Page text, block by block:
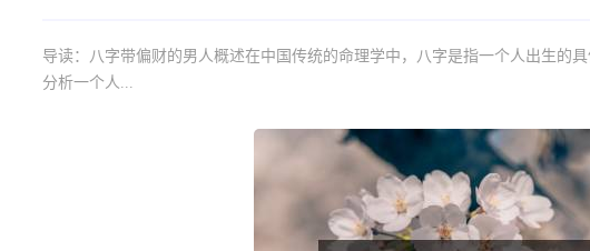
导读： 八字带偏财的男人概述在中国传统的命理学中，八字是指一个人出生的
分析一个人...